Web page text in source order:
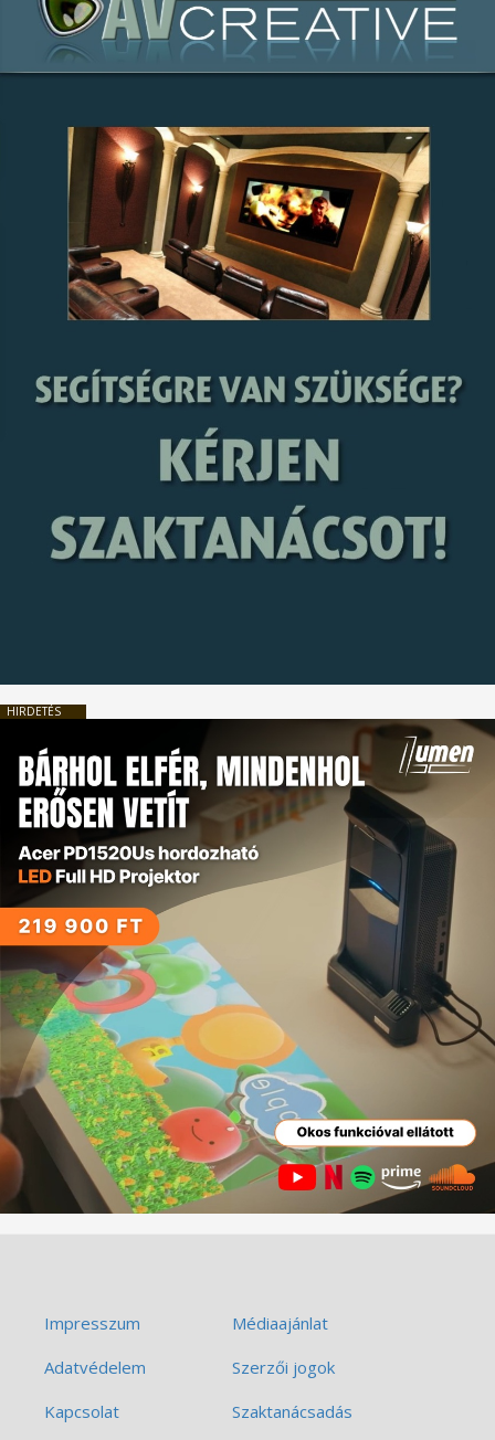
HIRDETÉS
Impresszum
Médiaajánlat
Adatvédelem
Szerzői jogok
Kapcsolat
Szaktanácsadás